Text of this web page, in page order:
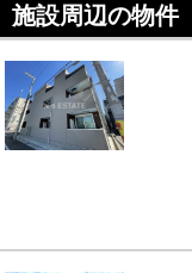
施設周辺の物件